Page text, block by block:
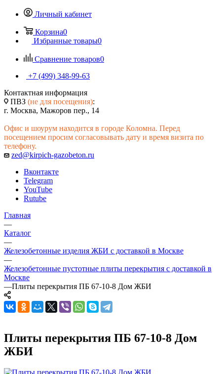
Личный кабинет
Корзина0
Избранные товары0
Сравнение товаров0
+7 (499) 348-99-63
Контактная информация
ПВЗ (не для посещения):
г. Москва, Мажоров пер., 14
Офис и шоурум находится в городе Коломна. Перед
посещением просим согласовывать дату и время визита по
телефону.
zed@kirpich-gazobeton.ru
Вконтакте
Telegram
YouTube
Rutube
Главная
—
Каталог
—
Железобетонные изделия ЖБИ с доставкой в Москве
—
Железобетонные пустотные плиты перекрытия с доставкой в
Москве
—Плиты перекрытия ПБ 67-10-8 Дом ЖБИ
Плиты перекрытия ПБ 67-10-8 Дом
ЖБИ